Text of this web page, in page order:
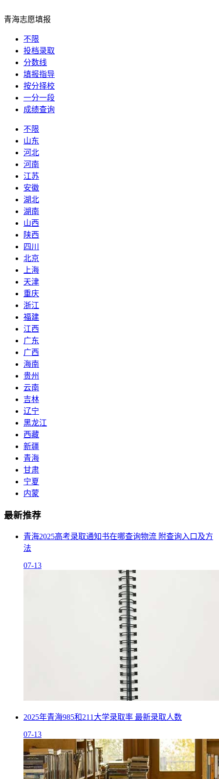
青海志愿填报
不限
投档录取
分数线
填报指导
按分择校
一分一段
成绩查询
不限
山东
河北
河南
江苏
安徽
湖北
湖南
山西
陕西
四川
北京
上海
天津
重庆
浙江
福建
江西
广东
广西
海南
贵州
云南
吉林
辽宁
黑龙江
西藏
新疆
青海
甘肃
宁夏
内蒙
最新推荐
青海2025高考录取通知书在哪查询物流 附查询入口及方
法
07-13
2025年青海985和211大学录取率 最新录取人数
07-13